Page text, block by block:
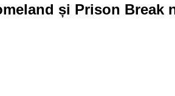
și Prison Break